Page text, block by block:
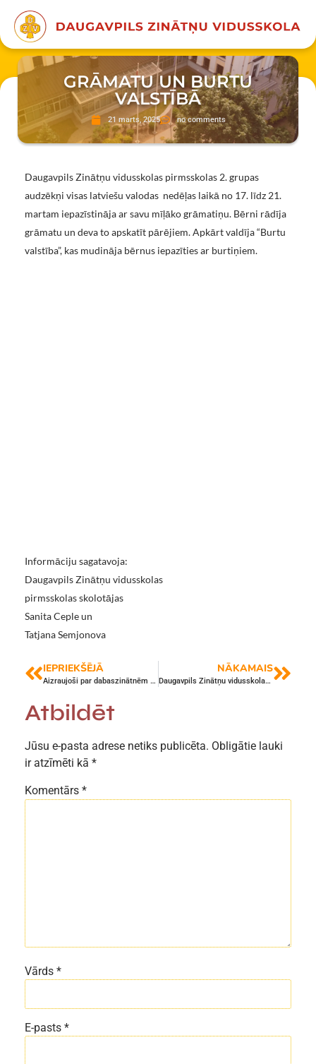
GRĀMATU UN BURTU
VALSTĪBĀ
21 marts, 2025 no comments
Daugavpils Zinātņu vidusskolas pirmsskolas 2. grupas
audzēkņi visas latviešu valodas nedēļas laikā no 17. līdz 21.
martam iepazīstināja ar savu mīļāko grāmatiņu. Bērni rādīja
grāmatu un deva to apskatīt pārējiem. Apkārt valdīja “Burtu
valstība”, kas mudināja bērnus iepazīties ar burtiņiem.
Informāciju sagatavoja:
Daugavpils Zinātņu vidusskolas
pirmsskolas skolotājas
Sanita Ceple un
Tatjana Semjonova
IEPRIEKŠĒJĀ
Aizraujoši par dabaszinātnēm un tehnoloģijām
NĀKAMAIS
Daugavpils Zinātņu vidusskolas pašpārvalde triumfē “Prāta cīņās”
Atbildēt
Jūsu e-pasta adrese netiks publicēta. Obligātie lauki
ir atzīmēti kā *
Komentārs *
Vārds *
E-pasts *